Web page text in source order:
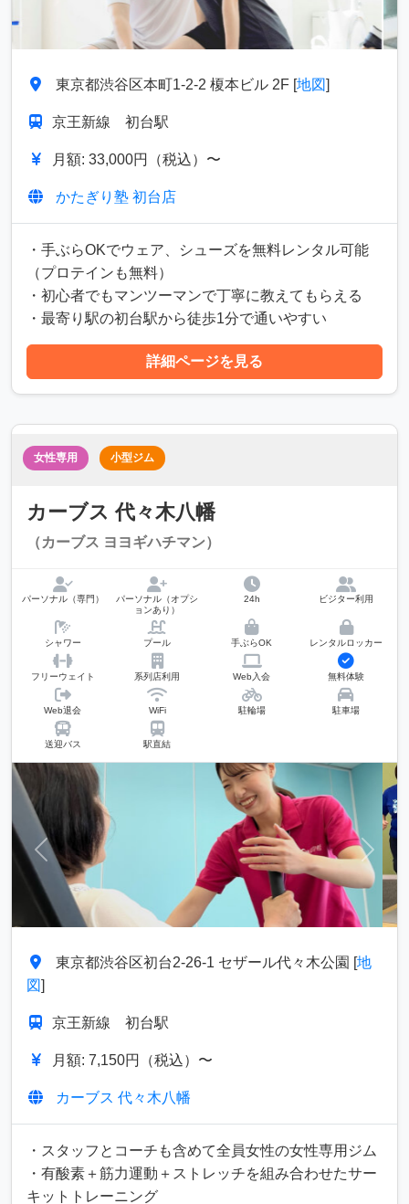
東京都渋谷区本町1-2-2 榎本ビル 2F [地図]
京王新線 初台駅
月額: 33,000円（税込）〜
かたぎり塾 初台店
・手ぶらOKでウェア、シューズを無料レンタル可能
（プロテインも無料）
・初心者でもマンツーマンで丁寧に教えてもらえる
・最寄り駅の初台駅から徒歩1分で通いやすい
詳細ページを見る
女性専用 小型ジム
カーブス 代々木八幡
（カーブス ヨヨギハチマン）
パーソナル（専門）
パーソナル（オプシ
ョンあり）
24h ビジター利用
シャワー プール 手ぶらOK レンタルロッカー
フリーウェイト 系列店利用 Web入会 無料体験
Web退会 WiFi 駐輪場 駐車場
送迎バス 駅直結
前へ 次へ
東京都渋谷区初台2-26-1 セザール代々木公園 [地
図]
京王新線 初台駅
月額: 7,150円（税込）〜
カーブス 代々木八幡
・スタッフとコーチも含めて全員女性の女性専用ジム
・有酸素＋筋力運動＋ストレッチを組み合わせたサー
キットトレーニング